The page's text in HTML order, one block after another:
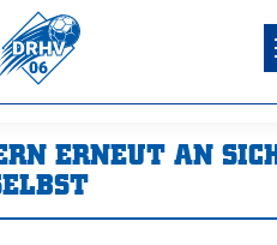
ERNEUT AN